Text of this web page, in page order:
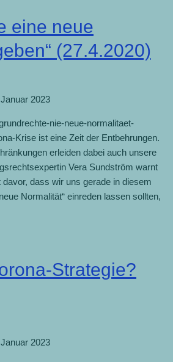
eine neue
(27.4.2020)
2023
nie-neue-normalitaet-
Krise ist eine Zeit der Entbehrungen.
erleiden dabei auch unsere
Vera Sundström warnt
dass wir uns gerade in diesem
Normalität“ einreden lassen sollten,
Strategie?
2023